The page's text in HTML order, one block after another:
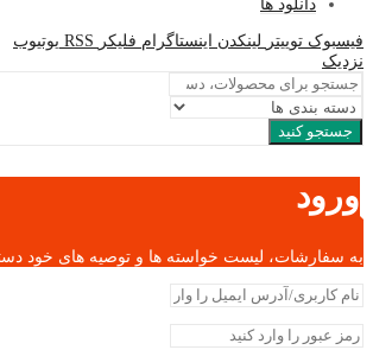
دانلود ها
فیسبوک توییتر لینکدن اینستاگرام فلیکر RSS یوتیوب
نزدیک
جستجو کنید
ورود
به سفارشات، لیست خواسته ها و توصیه های خود